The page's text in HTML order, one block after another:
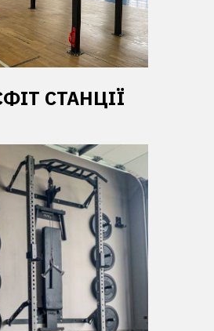
СТАНЦІЇ